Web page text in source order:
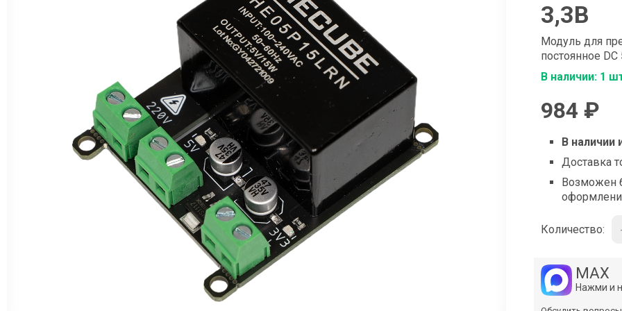
3,3В
Модуль для
постоянное
В наличии: 1
984 ₽
В наличии
Доставка
Возможен
Количество:
MAX
Нажми и